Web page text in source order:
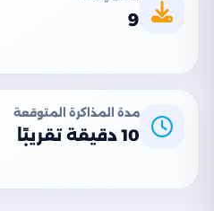
9
مدة المذاكرة المتوقعة
10 دقيقة تقريبًا